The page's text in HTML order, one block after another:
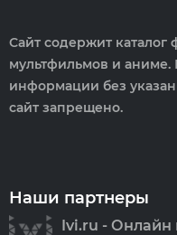
Сайт содержит каталог
мультфильмов и аниме.
информации без
сайт запрещено.
Наши партнеры
Ivi.ru - Онлайн